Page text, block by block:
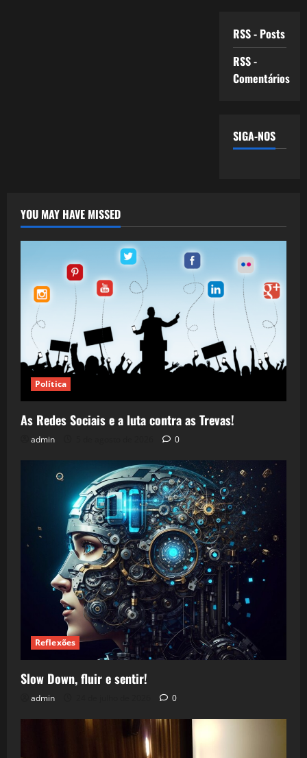
RSS - Posts
RSS -
Comentários
SIGA-NOS
YOU MAY HAVE MISSED
Política
As Redes Sociais e a luta contra as Trevas!
admin 0
Reflexões
Slow Down, fluir e sentir!
admin 0